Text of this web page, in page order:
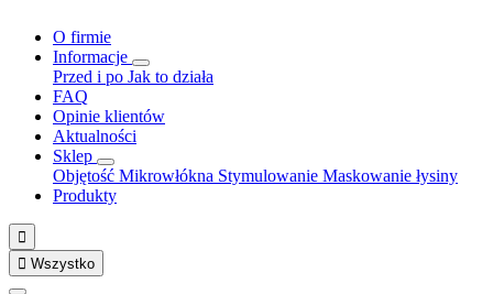
O firmie
Informacje
Przed i po Jak to działa
FAQ
Opinie klientów
Aktualności
Sklep
Objętość Mikrowłókna Stymulowanie Maskowanie łysiny
Produkty

 Wszystko